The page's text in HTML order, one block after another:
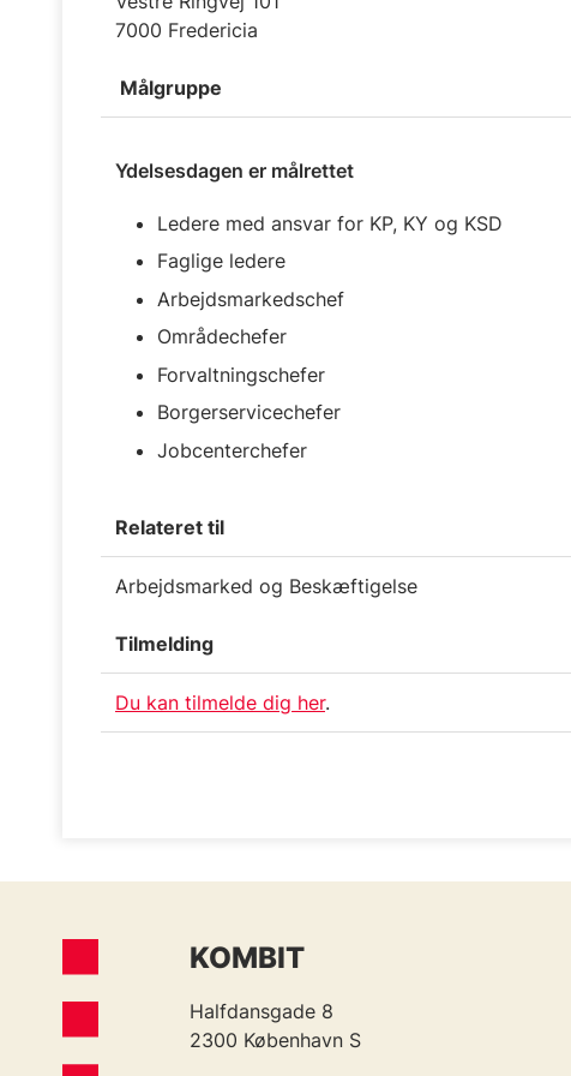
7000 Fredericia
Målgruppe
Ydelsesdagen er målrettet
Ledere med ansvar for KP, KY og KSD
Faglige ledere
Arbejdsmarkedschef
Områdechefer
Forvaltningschefer
Borgerservicechefer
Jobcenterchefer
Relateret til
Arbejdsmarked og Beskæftigelse
Tilmelding
Du kan tilmelde dig her.
KOMBIT
Halfdansgade 8
2300 København S